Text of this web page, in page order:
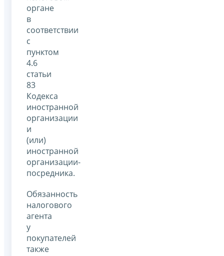
органе
в
соответствии
с
пунктом
4.6
статьи
83
Кодекса
иностранной
организации
и
(или)
иностранной
организации-
посредника.
Обязанность
налогового
агента
у
покупателей
также